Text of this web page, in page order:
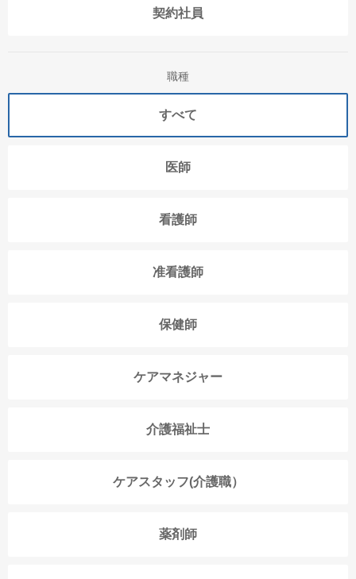
契約社員
職種
すべて
医師
看護師
准看護師
保健師
ケアマネジャー
介護福祉士
ケアスタッフ(介護職）
薬剤師